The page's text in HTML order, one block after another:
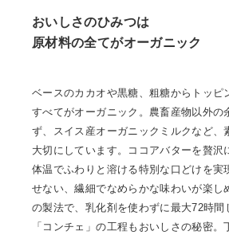
おいしさのひみつは
原材料の全てがオーガニック
ベースのカカオや黒糖、粗糖からトッピ
すべてがオーガニック。農畜産物以外の
ず、スイス産オーガニックミルクなど、
大切にしています。ココアバターを贅沢
体温でふわりと溶ける特別な口どけを実
せない、繊細でなめらかな味わいが楽し
の製法で、乳化剤を使わずに最大72時間
「コンチェ」の工程もおいしさの秘密